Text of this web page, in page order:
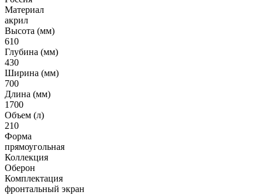
Материал
акрил
Высота (мм)
610
Глубина (мм)
430
Ширина (мм)
700
Длина (мм)
1700
Объем (л)
210
Форма
прямоугольная
Коллекция
Оберон
Комплектация
фронтальный экран
Гофрированные трубы и манжеты для унитаза
Сифоны
Развернуть
Смесители и комплектующие
Россинка-ТВК
Смесители для ванной комнаты
Смесители для кухни
Унитазы. писсуары. биде
Биде
Комплектующие для унитазов и инсталляциий
Писсуары